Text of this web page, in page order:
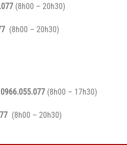
(8h00 – 20h30)
(8h00 – 20h30)
0966.055.077 (8h00 – 17h30)
(8h00 – 20h30)